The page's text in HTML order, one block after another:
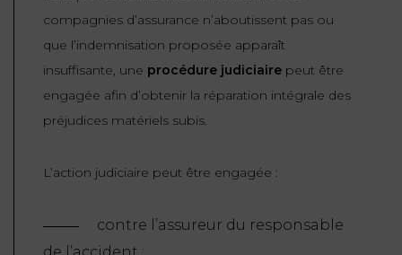
compagnies d’assurance n’aboutissent pas ou
que l’indemnisation proposée apparaît
insuffisante, une procédure judiciaire peut être
engagée afin d’obtenir la réparation intégrale des
préjudices matériels subis.
L’action judiciaire peut être engagée :
contre l’assureur du responsable